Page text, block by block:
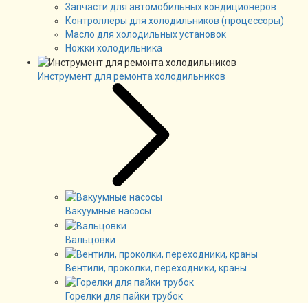
Запчасти для автомобильных кондиционеров
Контроллеры для холодильников (процессоры)
Масло для холодильных установок
Ножки холодильника
Инструмент для ремонта холодильников
Вакуумные насосы
Вальцовки
Вентили, проколки, переходники, краны
Горелки для пайки трубок